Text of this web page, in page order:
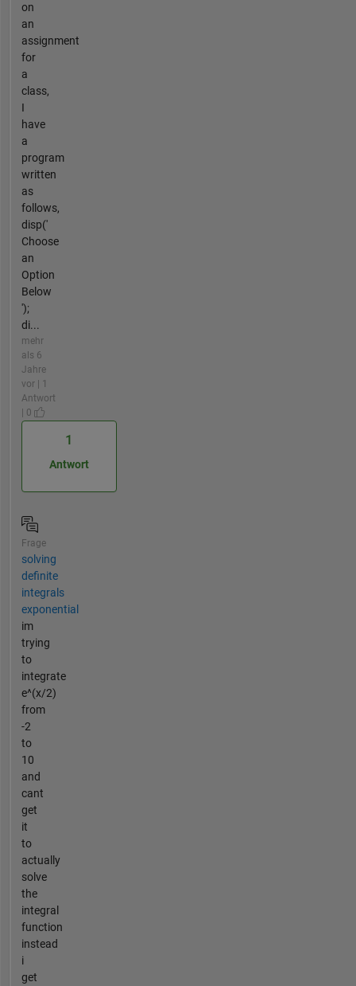
on
an
assignment
for
a
class,
I
have
a
program
written
as
follows,
disp('
Choose
an
Option
Below
');
di...
mehr
als 6
Jahre
vor | 1
Antwort
| 0
1
Antwort
Frage
solving
definite
integrals
exponential
im
trying
to
integrate
e^(x/2)
from
-2
to
10
and
cant
get
it
to
actually
solve
the
integral
function
instead
i
get